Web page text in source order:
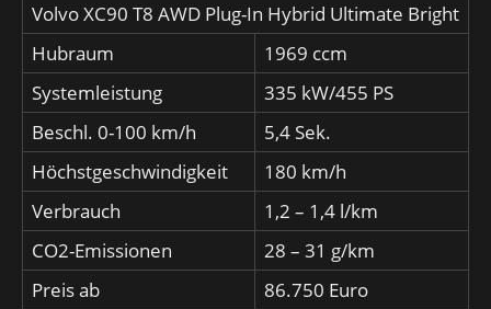
Volvo XC90 T8 AWD Plug-In Hybrid Ultimate Bright
Hubraum
1969 ccm
Systemleistung
335 kW/455 PS
Beschl. 0-100 km/h
5,4 Sek.
Höchstgeschwindigkeit
180 km/h
Verbrauch
1,2 – 1,4 l/km
CO2-Emissionen
28 – 31 g/km
Preis ab
86.750 Euro